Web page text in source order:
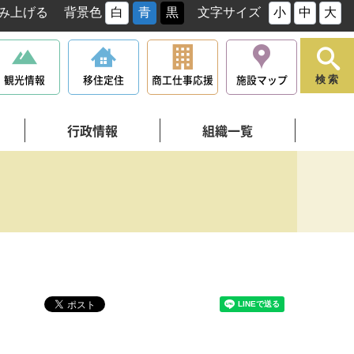
上げる 背景色 白 青 黒 文字サイズ 小 中 大
観光情報 移住定住 商工仕事応援 施設マップ
行政情報 組織一覧
検索